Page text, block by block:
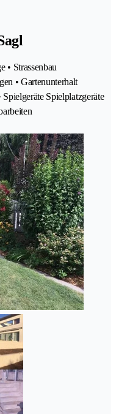
• Strassenbau
• Gartenunterhalt
Spielgeräte Spielplatzgeräte